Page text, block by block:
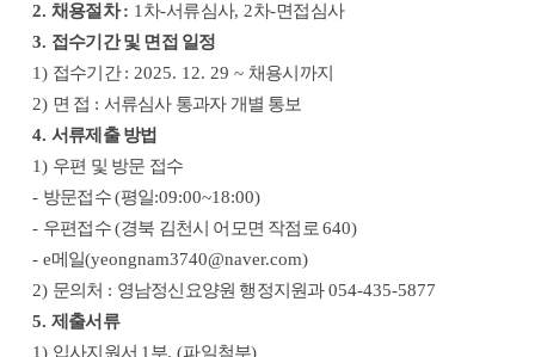
2. 채용절차: 1 차-서류심사, 2차-면접심사
3. 접수기간 및 면접 일정
1) 접수기간: 2025. 12. 29 ~ 채용시까지
2) 면 접 : 서류심사 통과자 개별 통보
4. 서류제출 방법
1) 우편 및 방문 접수
- 방문접수(평일:09:00~18:00)
- 우편접수(경북 김천시 어모면 작점로 640)
- e메일(yeongnam3740@naver.com)
2) 문의처 : 영남정신요양원 행정지원과054-435-5877
5. 제출서류
1) 입사지원서 1 부. (파일첨부)